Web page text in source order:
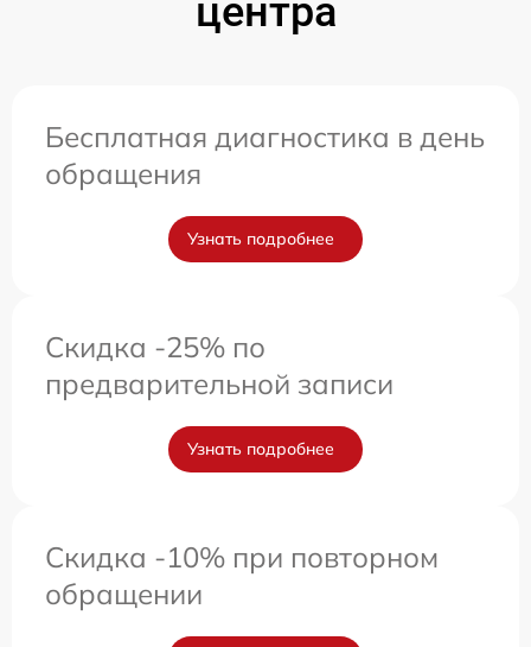
центра
Бесплатная диагностика в день
обращения
Узнать подробнее
Скидка -25% по
предварительной записи
Узнать подробнее
Скидка -10% при повторном
обращении